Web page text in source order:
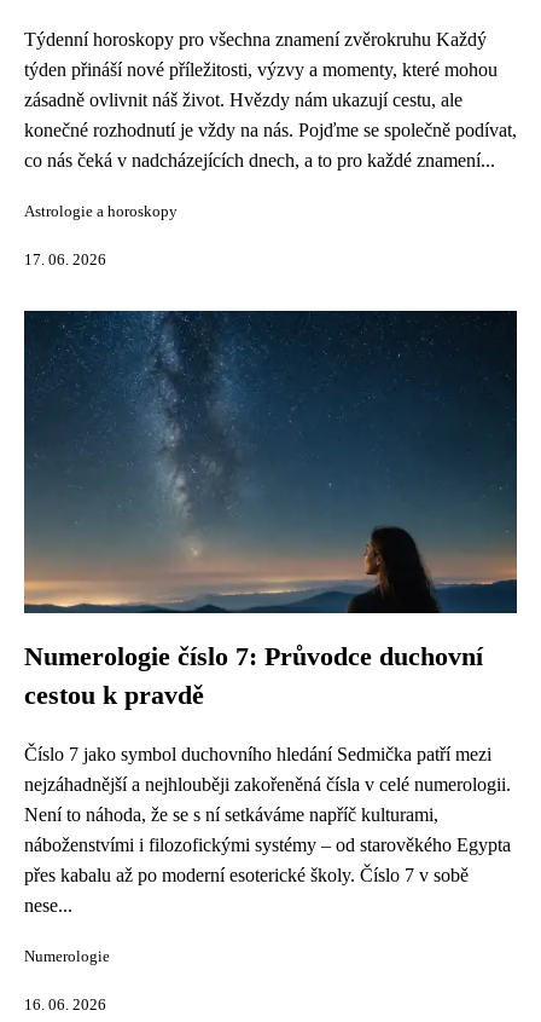
Týdenní horoskopy pro všechna znamení zvěrokruhu Každý
týden přináší nové příležitosti, výzvy a momenty, které mohou
zásadně ovlivnit náš život. Hvězdy nám ukazují cestu, ale
konečné rozhodnutí je vždy na nás. Pojďme se společně podívat,
co nás čeká v nadcházejících dnech, a to pro každé znamení...
Astrologie a horoskopy
17. 06. 2026
Numerologie číslo 7: Průvodce duchovní
cestou k pravdě
Číslo 7 jako symbol duchovního hledání Sedmička patří mezi
nejzáhadnější a nejhlouběji zakořeněná čísla v celé numerologii.
Není to náhoda, že se s ní setkáváme napříč kulturami,
náboženstvími i filozofickými systémy – od starověkého Egypta
přes kabalu až po moderní esoterické školy. Číslo 7 v sobě
nese...
Numerologie
16. 06. 2026